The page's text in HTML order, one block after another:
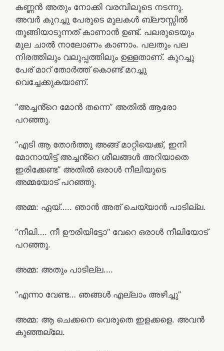
കണ്ണൻ അതും നോക്കി വരമ്പിലൂടെ നടന്നു.
അവർ കുറച്ചു പേരുടെ മുലകൾ ബ്ലൗസ്സിൽ
തൂങ്ങിയാടുന്നത് കാണാൻ ഉണ്ട്. പലരുടെയും
മുല ചാൽ നാലോണം കാണാം. പലതും പല
നിരത്തിലും വലുപ്പത്തിലും ഉള്ളതാണ്. കുറച്ചു
പേര് മാറ് തോർത്ത്‌ കൊണ്ട് മറച്ചു
വെച്ചേക്കുകയാണ്.
“അച്ചൻ്റെ മോൻ തന്നെ” അതിൽ ആരോ
പറഞ്ഞു.
“എടി ആ തോർത്തു അങ്ങ് മാറ്റിയെക്ക്, ഇനി
മോനായിട്ട് അച്ചൻ്റെ ശീലങ്ങൾ അറിയാതെ
ഇരിക്കേണ്ട” അതിൽ ഒരാൾ നീലിയുടെ
അമ്മയോട് പറഞ്ഞു.
അമ്മ: ഏയ്….. ഞാൻ അത് ചെയ്യാൻ പാടില്ല.
“നീലി…. നീ ഊരിയിട്ടോ” വേറെ ഒരാൾ നീലിയോട്
പറഞ്ഞു.
അമ്മ: അതും പാടില്ല….
“എന്നാ വേണ്ട… ഞങ്ങൾ എല്ലാം അഴിച്ചു”
അമ്മ: ആ ചെക്കനെ വെരുതെ ഇളക്കളെ. അവൻ
കുഞ്ഞല്ലേ.